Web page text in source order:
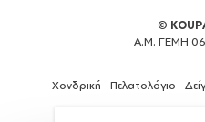
©
Α.Μ. ΓΕΜΗ
Χονδρική Πελατολόγιο